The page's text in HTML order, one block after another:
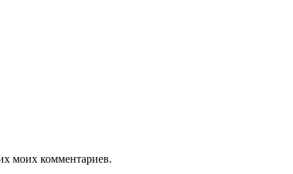
моих комментариев.